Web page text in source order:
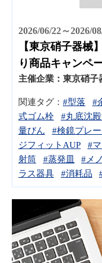
2026/06/22～2026/
【東京硝子器
り商品キャンペ
主催企業： 東京硝子
関連タグ： #型落 #
式ゴム栓
#丸底沈
量びん
#検鏡プレー
ジフィットAUP
#
射筒
#蒸発皿 #メ
ラス器具
#消耗品